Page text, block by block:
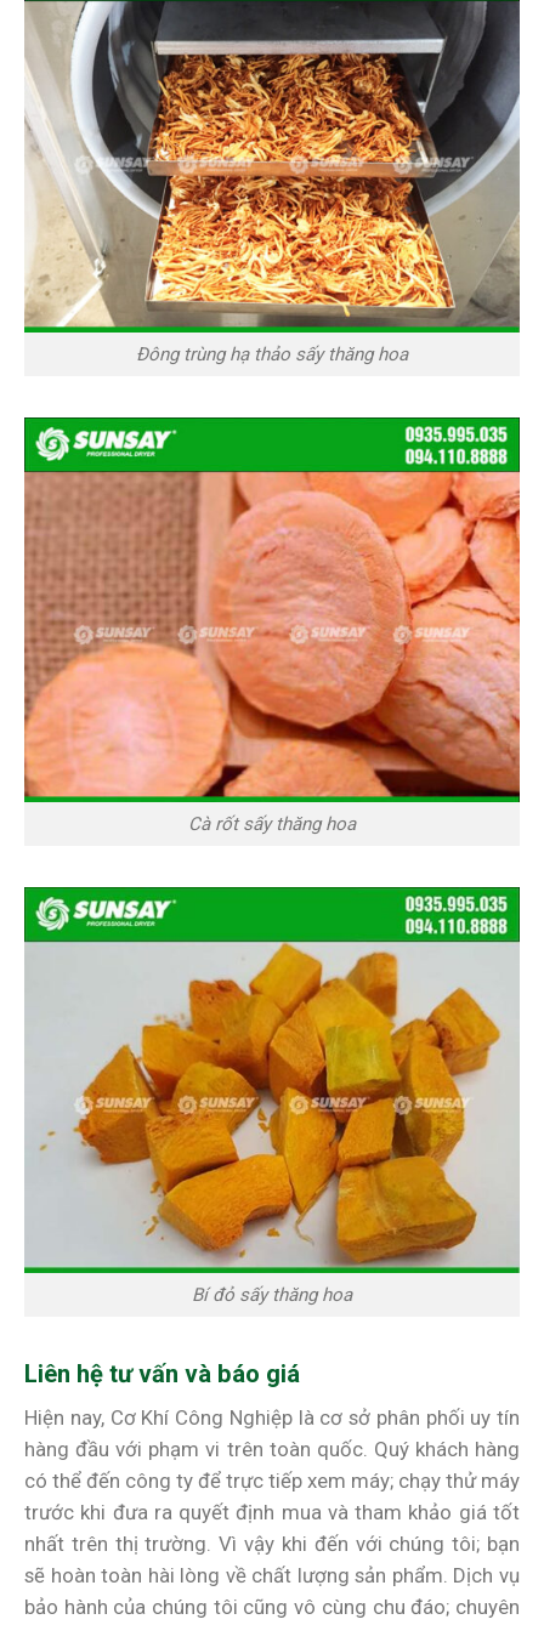
Đông trùng hạ thảo sấy thăng hoa
Cà rốt sấy thăng hoa
Bí đỏ sấy thăng hoa
Liên hệ tư vấn và báo giá
Hiện nay, Cơ Khí Công Nghiệp là cơ sở phân phối uy tín
hàng đầu với phạm vi trên toàn quốc. Quý khách hàng
có thể đến công ty để trực tiếp xem máy; chạy thử máy
trước khi đưa ra quyết định mua và tham khảo giá tốt
nhất trên thị trường. Vì vậy khi đến với chúng tôi; bạn
sẽ hoàn toàn hài lòng về chất lượng sản phẩm. Dịch vụ
bảo hành của chúng tôi cũng vô cùng chu đáo; chuyên